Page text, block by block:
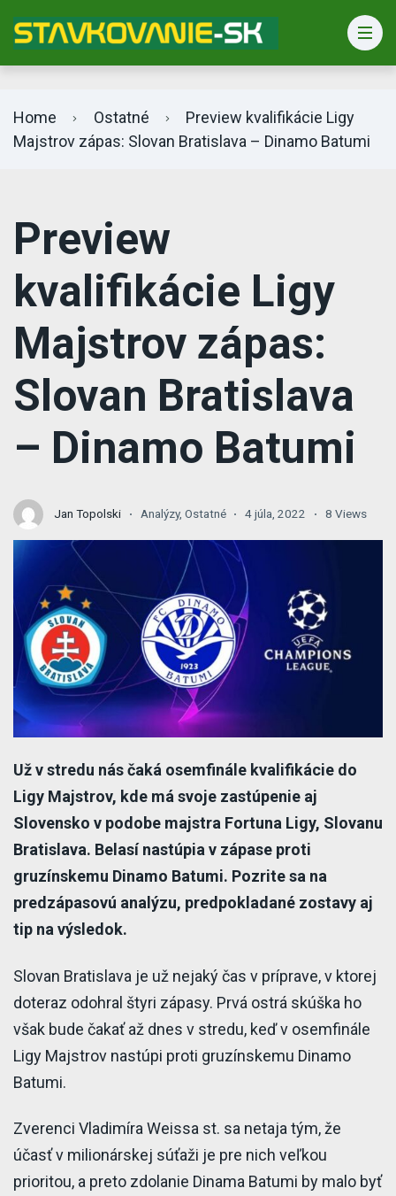
Home Ostatné
Preview kvalifikácie Ligy
Majstrov zápas: Slovan Bratislava – Dinamo Batumi
Preview
kvalifikácie Ligy
Majstrov zápas:
Slovan Bratislava
– Dinamo Batumi
Jan Topolski Analýzy, Ostatné 4 júla, 2022 8 Views
Už v stredu nás čaká osemfinále kvalifikácie do
Ligy Majstrov, kde má svoje zastúpenie aj
Slovensko v podobe majstra Fortuna Ligy, Slovanu
Bratislava. Belasí nastúpia v zápase proti
gruzínskemu Dinamo Batumi. Pozrite sa na
predzápasovú analýzu, predpokladané zostavy aj
tip na výsledok.
Slovan Bratislava je už nejaký čas v príprave, v ktorej
doteraz odohral štyri zápasy. Prvá ostrá skúška ho
však bude čakať až dnes v stredu, keď v osemfinále
Ligy Majstrov nastúpi proti gruzínskemu Dinamo
Batumi.
Zverenci Vladimíra Weissa st. sa netaja tým, že
účasť v milionárskej súťaži je pre nich veľkou
prioritou, a preto zdolanie Dinama Batumi by malo byť
Bet365 info